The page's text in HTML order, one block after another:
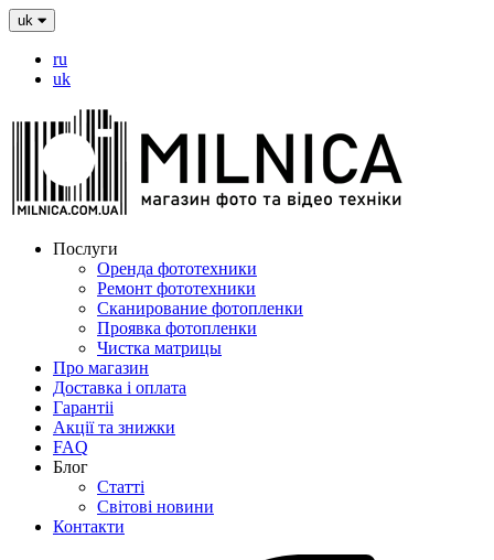
uk
ru
uk
Послуги
Оренда фототехники
Ремонт фототехники
Сканирование фотопленки
Проявка фотопленки
Чистка матрицы
Про магазин
Доставка і оплата
Гарантіі
Акції та знижки
FAQ
Блог
Статті
Світові новини
Контакти